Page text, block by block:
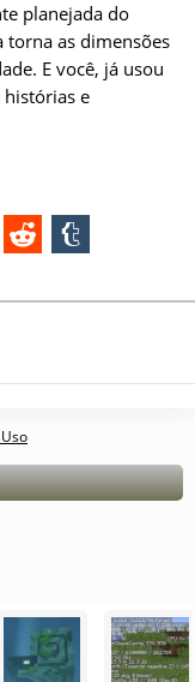
planejada do
as dimensões
E você, já usou
histórias e